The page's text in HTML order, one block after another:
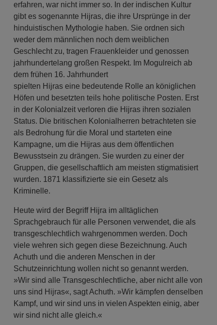
erfahren, war nicht immer so. In der indischen Kultur
gibt es sogenannte Hijras, die ihre Ursprünge in der
hinduistischen Mythologie haben. Sie ordnen sich
weder dem männlichen noch dem weiblichen
Geschlecht zu, tragen Frauenkleider und genossen
jahrhundertelang großen Respekt. Im Mogulreich ab
dem frühen 16. Jahrhundert
spielten Hijras eine bedeutende Rolle an königlichen
Höfen und besetzten teils hohe politische Posten. Erst
in der Kolonialzeit verloren die Hijras ihren sozialen
Status. Die britischen Kolonialherren betrachteten sie
als Bedrohung für die Moral und starteten eine
Kampagne, um die Hijras aus dem öffentlichen
Bewusstsein zu drängen. Sie wurden zu einer der
Gruppen, die gesellschaftlich am meisten stigmatisiert
wurden. 1871 klassifizierte sie ein Gesetz als
Kriminelle.
Heute wird der Begriff Hijra im alltäglichen
Sprachgebrauch für alle Personen verwendet, die als
transgeschlechtlich wahrgenommen werden. Doch
viele wehren sich gegen diese Bezeichnung. Auch
Achuth und die anderen Menschen in der
Schutzeinrichtung wollen nicht so genannt werden.
»Wir sind alle Transgeschlechtliche, aber nicht alle von
uns sind Hijras«, sagt Achuth. »Wir kämpfen denselben
Kampf, und wir sind uns in vielen Aspekten einig, aber
wir sind nicht alle gleich.«